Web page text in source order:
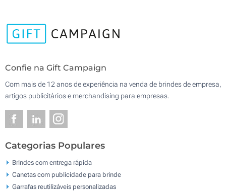
Confie na Gift Campaign
Com mais de 12 anos de experiência na venda de brindes de empresa,
artigos publicitários e merchandising para empresas.
Categorias Populares
Brindes com entrega rápida
Canetas com publicidade para brinde
Garrafas reutilizáveis personalizadas